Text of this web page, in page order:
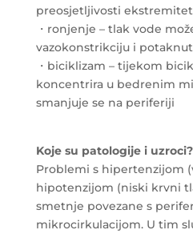
preosjetljivosti
・ronjenje – tlak vode
vazokonstrikciju i
・biciklizam – tijekom
koncentrira u bedrenim
smanjuje se na periferiji
Koje su patologije i uzroci?
Problemi s hipertenzijom
hipotenzijom (niski krvni
smetnje povezane s
mikrocirkulacijom. U tim